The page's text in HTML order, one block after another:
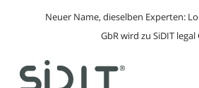
Neuer Name, dieselben Experten:
GbR wird zu SiDIT legal